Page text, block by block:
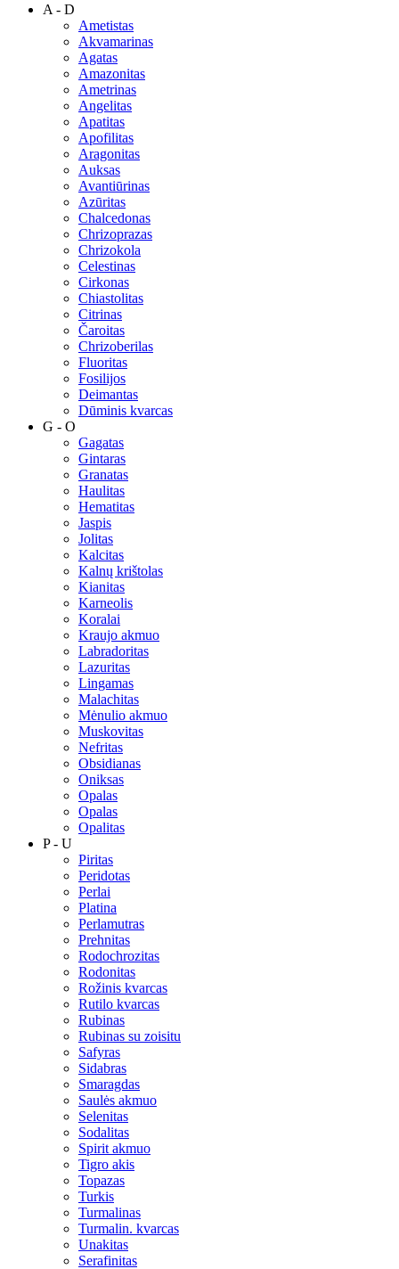
A - D
Ametistas
Akvamarinas
Agatas
Amazonitas
Ametrinas
Angelitas
Apatitas
Apofilitas
Aragonitas
Auksas
Avantiūrinas
Azūritas
Chalcedonas
Chrizoprazas
Chrizokola
Celestinas
Cirkonas
Chiastolitas
Citrinas
Čaroitas
Chrizoberilas
Fluoritas
Fosilijos
Deimantas
Dūminis kvarcas
G - O
Gagatas
Gintaras
Granatas
Haulitas
Hematitas
Jaspis
Jolitas
Kalcitas
Kalnų krištolas
Kianitas
Karneolis
Koralai
Kraujo akmuo
Labradoritas
Lazuritas
Lingamas
Malachitas
Mėnulio akmuo
Muskovitas
Nefritas
Obsidianas
Oniksas
Opalas
Opalas
Opalitas
P - U
Piritas
Peridotas
Perlai
Platina
Perlamutras
Prehnitas
Rodochrozitas
Rodonitas
Rožinis kvarcas
Rutilo kvarcas
Rubinas
Rubinas su zoisitu
Safyras
Sidabras
Smaragdas
Saulės akmuo
Selenitas
Sodalitas
Spirit akmuo
Tigro akis
Topazas
Turkis
Turmalinas
Turmalin. kvarcas
Unakitas
Serafinitas